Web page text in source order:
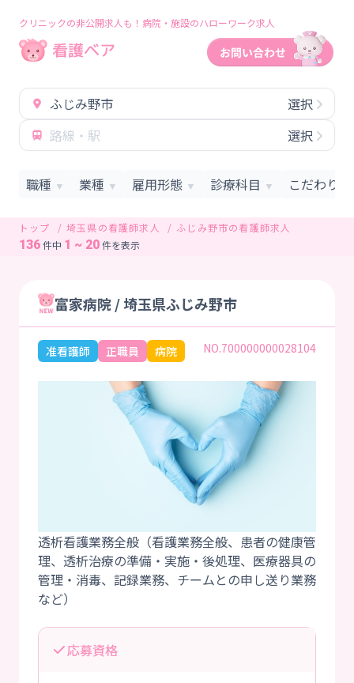
クリニックの非公開求人も！病院・施設のハローワーク求人
ふじみ野市
選択
路線・駅
選択
職種 ▼ 業種 ▼ 雇用形態 ▼ 診療科目 ▼ こだわり
トップ 埼玉県の看護師求人 ふじみ野市の看護師求人
136件中 1 ~ 20件を表示
富家病院 / 埼玉県ふじみ野市
准看護師 正職員 病院 NO.700000000028104
透析看護業務全般（看護業務全般、患者の健康管
理、透析治療の準備・実施・後処理、医療器具の
管理・消毒、記録業務、チームとの申し送り業務
応募資格